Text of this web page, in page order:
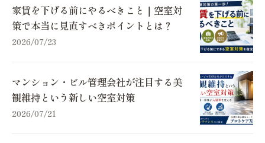
家賃を下げる前にやるべきこと｜空室対
策で本当に見直すべきポイントとは？
2026/07/23
マンション・ビル管理会社が注目する美
観維持という新しい空室対策
2026/07/21